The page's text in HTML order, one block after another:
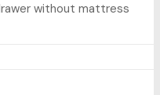
without mattress